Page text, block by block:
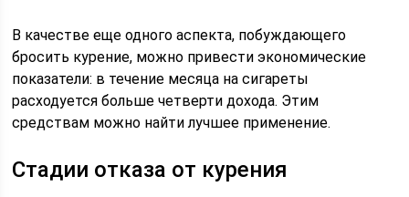
В качестве еще одного аспекта, побуждающего
бросить курение, можно привести экономические
показатели: в течение месяца на сигареты
расходуется больше четверти дохода. Этим
средствам можно найти лучшее применение.
Стадии отказа от курения